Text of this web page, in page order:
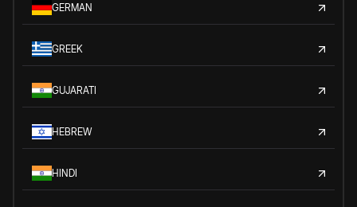
GERMAN
GREEK
GUJARATI
HEBREW
HINDI